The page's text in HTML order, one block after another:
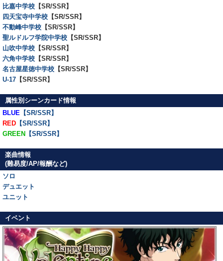
比嘉中学校 【SR/SSR】
四天宝寺中学校 【SR/SSR】
不動峰中学校 【SR/SSR】
聖ルドルフ学院中学校 【SR/SSR】
山吹中学校 【SR/SSR】
六角中学校 【SR/SSR】
名古屋星徳中学校 【SR/SSR】
U-17 【SR/SSR】
属性別シーンカード情報
BLUE 【SR/SSR】
RED 【SR/SSR】
GREEN 【SR/SSR】
楽曲情報
(難易度/AP/報酬など)
ソロ
デュエット
ユニット
イベント